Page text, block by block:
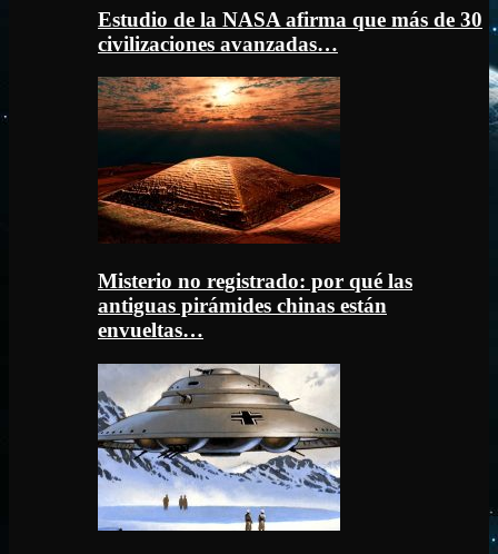
Estudio de la NASA afirma que más de 30
civilizaciones avanzadas…
Misterio no registrado: por qué las
antiguas pirámides chinas están
envueltas…